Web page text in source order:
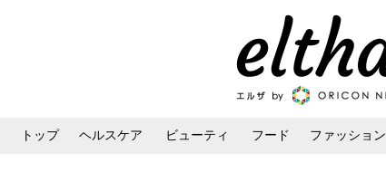
トップ ヘルスケア ビューティ フード ファッション